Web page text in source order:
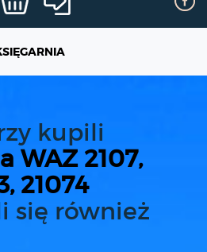
kupili
WAZ 2107,
21074
się również